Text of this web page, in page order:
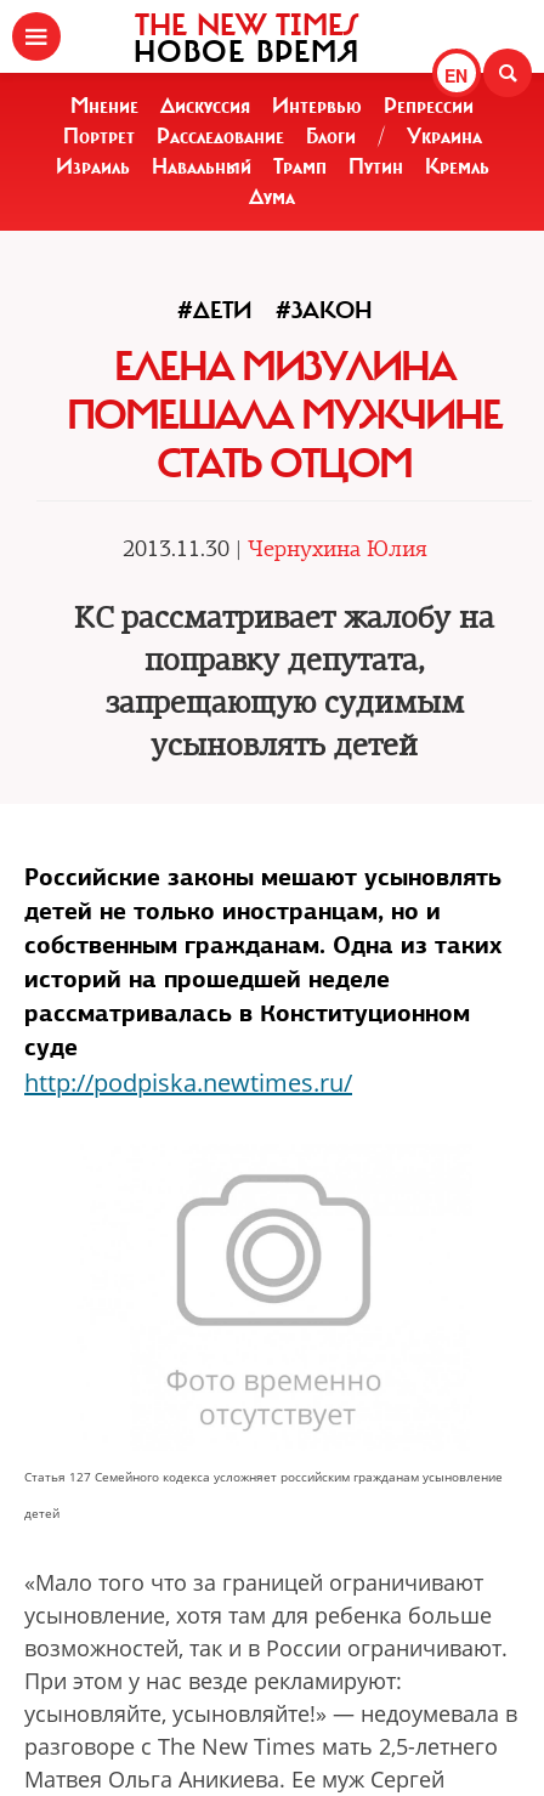
EN
THE NEW TIMES
НОВОЕ ВРЕМЯ
Мнение Дискуссия Интервью
Репрессии
Портрет
Расследование Блоги /
Украина
Израиль
Навальный Трамп Путин
Кремль
Дума
#ДЕТИ #ЗАКОН
ЕЛЕНА МИЗУЛИНА
ПОМЕШАЛА МУЖЧИНЕ
СТАТЬ ОТЦОМ
2013.11.30 | Чернухина Юлия
КС рассматривает жалобу на
поправку депутата,
запрещающую судимым
усыновлять детей
Российские законы мешают усыновлять
детей не только иностранцам, но и
собственным гражданам. Одна из таких
историй на прошедшей неделе
рассматривалась в Конституционном
суде
http://podpiska.newtimes.ru/
Статья 127 Семейного кодекса усложняет российским гражданам усыновление
детей
«Мало того что за границей ограничивают
усыновление, хотя там для ребенка больше
возможностей, так и в России ограничивают.
При этом у нас везде рекламируют:
усыновляйте, усыновляйте!» — недоумевала в
разговоре с The New Times мать 2,5-летнего
Матвея Ольга Аникиева. Ее муж Сергей